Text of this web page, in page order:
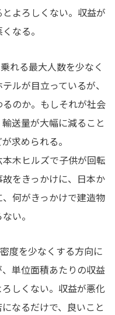
よろしくない。収益が
なる。
れる最大人数を少なく
ルが目立っているが、
のか。もしそれが社会
送量が大幅に減ること
求められる。
木ヒルズで子供が回転
をきっかけに、日本か
何がきっかけで建造物
い。
度を少なくする方向に
単位面積あたりの収益
しくない。収益が悪化
なるだけで、良いこと